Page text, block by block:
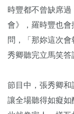
時豐都不曾缺席
會》，羅時豐也
問，「那妳這次
秀卿聽完立馬笑答
節目中，張秀卿和
讓全場聽得如癡